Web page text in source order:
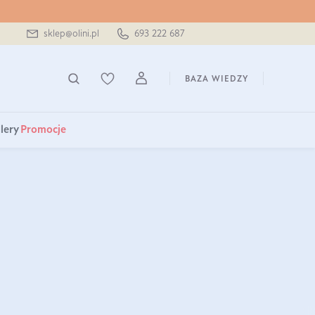
sklep@olini.pl 693 222 687
BAZA WIEDZY
Promocje